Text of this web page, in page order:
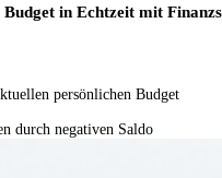
Budget in Echtzeit mit
persönlichen Budget
durch negativen Saldo